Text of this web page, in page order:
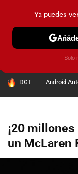
PRUEBAS
HOY SE HABLA DE
DGT Android
¡20
un McLaren
Ya puedes
Solo